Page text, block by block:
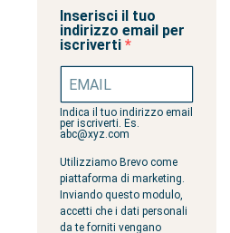
Inserisci il tuo
indirizzo email per
iscriverti
Indica il tuo indirizzo email
per iscriverti. Es.
abc@xyz.com
Utilizziamo Brevo come
piattaforma di marketing.
Inviando questo modulo,
accetti che i dati personali
da te forniti vengano